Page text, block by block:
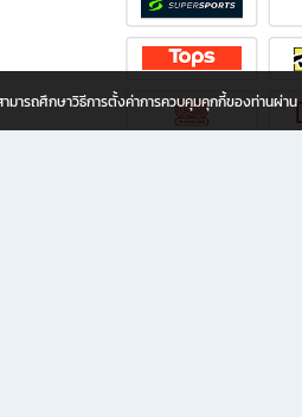
มารถศึกษาวิธีการตั้งค่าการควบคุมคุกกี้ของท่านผ่าน